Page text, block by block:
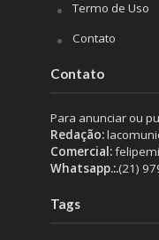
Termo de Uso
Contato
Contato
Para anunciar ou
Redação:
Comercial:
Whatsapp.:.(21)
Tags